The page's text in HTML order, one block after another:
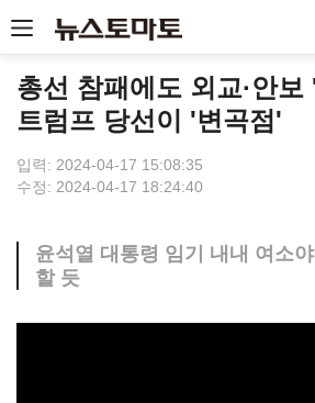
총선 참패에도 외교·안
트럼프 당선이 '변곡점'
입력: 2024-04-17 15:08:35
수정: 2024-04-17 18:24:40
윤석열 대통령 임기 내내 여소
할 듯